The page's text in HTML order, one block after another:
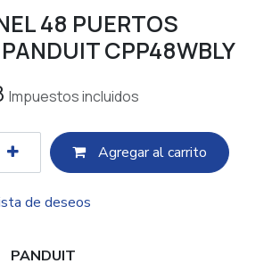
48 PUERTOS
CPP48WBLY
Impuestos incluidos
Agregar al c​​arrito
de deseos
PANDUIT